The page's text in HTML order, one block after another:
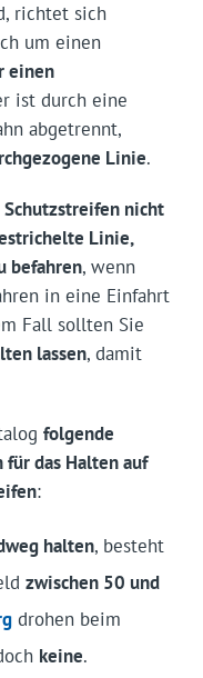
richtet sich
um einen
einen
ist durch eine
abgetrennt,
Linie.
nicht
Linie,
befahren, wenn
in eine Einfahrt
Fall sollten Sie
lassen, damit
folgende
für das Halten auf
:
halten, besteht
zwischen 50 und
drohen beim
keine.